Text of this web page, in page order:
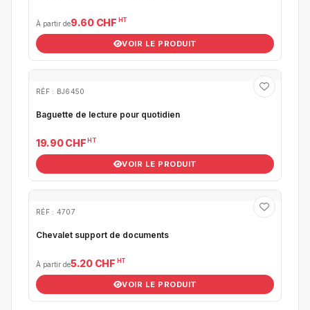
À partir de9.60 CHF HT
VOIR LE PRODUIT
RÉF : BJ6450
Baguette de lecture pour quotidien
19.90 CHF HT
VOIR LE PRODUIT
RÉF : 4707
Chevalet support de documents
À partir de5.20 CHF HT
VOIR LE PRODUIT